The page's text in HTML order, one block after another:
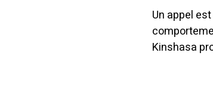
Un appel
Kinshasa